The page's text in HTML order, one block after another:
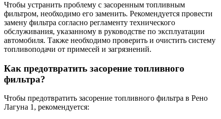
Чтобы устранить проблему с засоренным топливным
фильтром, необходимо его заменить. Рекомендуется провести
замену фильтра согласно регламенту технического
обслуживания, указанному в руководстве по эксплуатации
автомобиля. Также необходимо проверить и очистить систему
топливоподачи от примесей и загрязнений.
Как предотвратить засорение топливного
фильтра?
Чтобы предотвратить засорение топливного фильтра в Рено
Лагуна 1, рекомендуется: